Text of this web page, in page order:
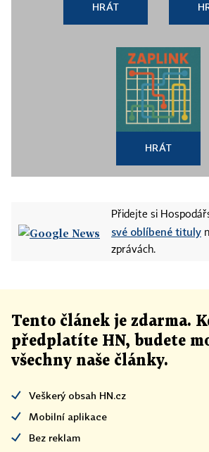
HRÁT
HRÁT
Přidejte si
své oblíbené tituly
zprávách.
Tento článek je zdarma.
předplatíte HN, budete
všechny naše články.
Veškerý obsah HN.cz
Mobilní aplikace
Bez reklam